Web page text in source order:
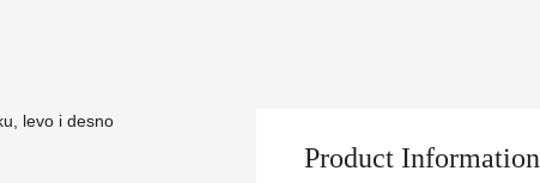
Product Information